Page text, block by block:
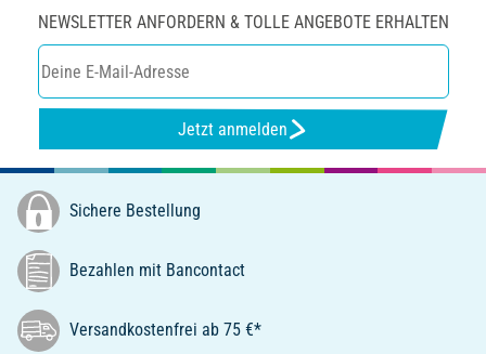
NEWSLETTER ANFORDERN & TOLLE ANGEBOTE ERHALTEN
Jetzt anmelden
Sichere Bestellung
Bezahlen mit Bancontact
Versandkostenfrei ab 75 €*